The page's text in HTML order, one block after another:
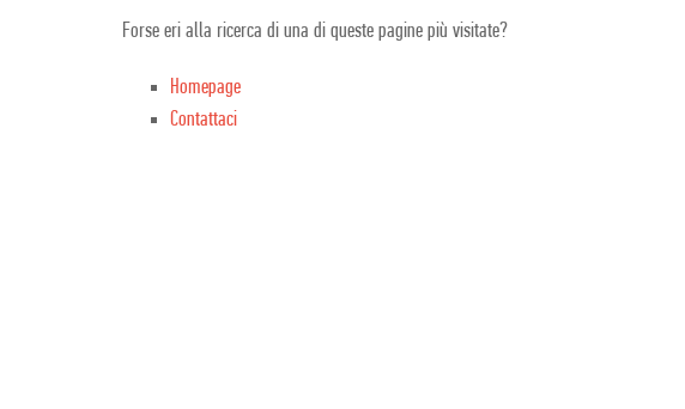
Forse eri alla ricerca di una di queste pagine più visitate?
Homepage
Contattaci